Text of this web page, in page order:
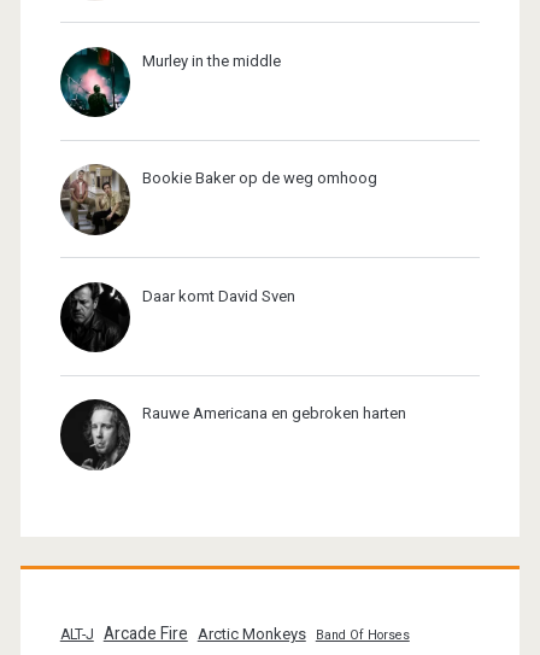
Murley in the middle
Bookie Baker op de weg omhoog
Daar komt David Sven
Rauwe Americana en gebroken harten
ALT-J Arcade Fire Arctic Monkeys Band Of Horses